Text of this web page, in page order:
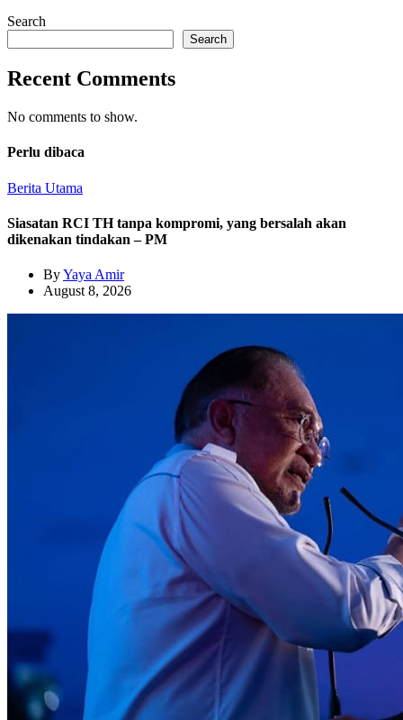
Search
Search
Recent Comments
No comments to show.
Perlu dibaca
Berita Utama
Siasatan RCI TH tanpa kompromi, yang bersalah akan
dikenakan tindakan – PM
ByYaya Amir
August 8, 2026